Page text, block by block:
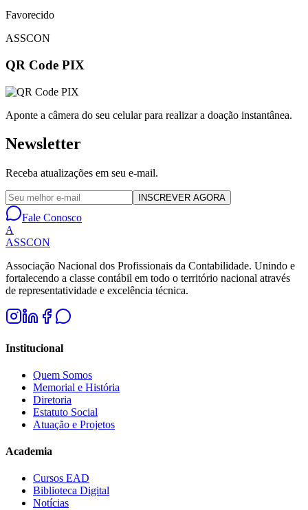
Favorecido
ASSCON
QR Code PIX
Aponte a câmera do seu celular para realizar a doação instantânea.
Newsletter
Receba atualizações em seu e-mail.
INSCREVER AGORA
Fale Conosco
A
ASSCON
Associação Nacional dos Profissionais da Contabilidade. Unindo e
fortalecendo a classe contábil em todo o território nacional através
de representatividade e excelência técnica.
Institucional
Quem Somos
Memorial e História
Diretoria
Estatuto Social
Atuação e Projetos
Academia
Cursos EAD
Biblioteca Digital
Notícias